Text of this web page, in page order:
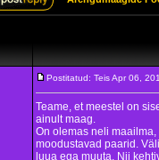
Postitatud: Teis Apr 06,
Teame, et meestel on
ainult maag.
On olemas neli
moodustavad paarid.
luua ega muuta. Nii